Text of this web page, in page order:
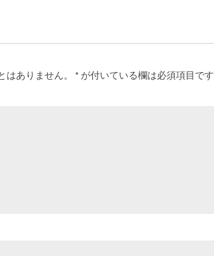
ありません。 * が付いている欄は必須項目です